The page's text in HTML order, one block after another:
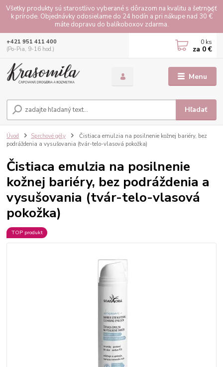
Všetky produkty sú starostlivo vyberané s dôrazom na kvalitu a šetrnosť
k prírode. Objednávky odosielame do 24 hodín a pri nákupe nad 30 €
máte dopravu do balíkoboxov zdarma.
Menu
Hľadať
+421 951 411 400
(Po-Pia, 9-16 hod.)
0 ks
za 0 €
Úvod Sprchové gély
Čistiaca emulzia na posilnenie kožnej bariéry, bez
podráždenia a vysušovania (tvár-telo-vlasová pokožka)
Čistiaca emulzia na posilnenie
kožnej bariéry, bez podráždenia a
vysušovania (tvár-telo-vlasová
pokožka)
TOP produkt